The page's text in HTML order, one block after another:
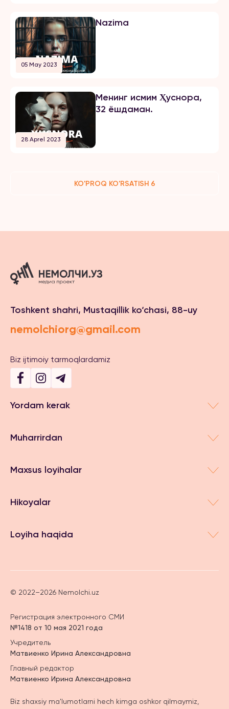
05 May 2023
Nazima
28 Aprel 2023
Менинг исмим Ҳуснора,
32 ёшдаман.
KO'PROQ KO'RSATISH 6
Toshkent shahri, Mustaqillik ko‘chasi, 88-uy
nemolchiorg@gmail.com
Biz ijtimoiy tarmoqlardamiz
Yordam kerak
Muharrirdan
Maxsus loyihalar
Hikoyalar
Loyiha haqida
© 2022–2026 Nemolchi.uz
Регистрация электронного СМИ
№1418 от 10 мая 2021 года
Учредитель
Матвиенко Ирина Александровна
Главный редактор
Матвиенко Ирина Александровна
Biz shaxsiy ma'lumotlarni hech kimga oshkor qilmaymiz,